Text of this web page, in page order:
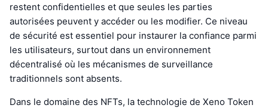
restent confidentielles et que seules les parties
autorisées peuvent y accéder ou les modifier. Ce niveau
de sécurité est essentiel pour instaurer la confiance parmi
les utilisateurs, surtout dans un environnement
décentralisé où les mécanismes de surveillance
traditionnels sont absents.
Dans le domaine des NFTs, la technologie de Xeno Token